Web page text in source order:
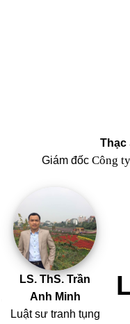
Thạc
Giám đốc Công
LS. ThS. Trần
Anh Minh
Luật sư tranh tụng